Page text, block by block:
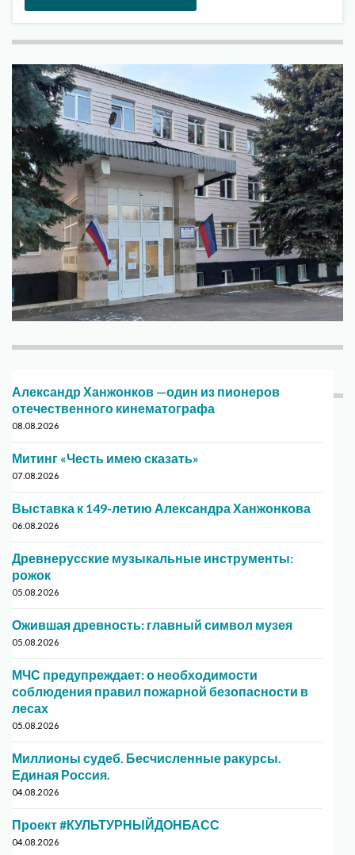
Александр Ханжонков —один из пионеров
отечественного кинематографа
08.08.2026
Митинг «Честь имею сказать»
07.08.2026
Выставка к 149-летию Александра Ханжонкова
06.08.2026
Древнерусские музыкальные инструменты:
рожок
05.08.2026
Ожившая древность: главный символ музея
05.08.2026
МЧС предупреждает: о необходимости
соблюдения правил пожарной безопасности в
лесах
05.08.2026
Миллионы судеб. Бесчисленные ракурсы.
Единая Россия.
04.08.2026
Проект #КУЛЬТУРНЫЙДОНБАСС
04.08.2026